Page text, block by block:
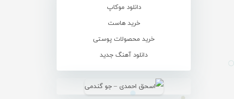
دانلود موکاپ
خرید هاست
خرید محصولات پوستی
دانلود آهنگ جدید